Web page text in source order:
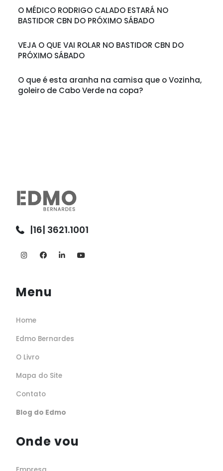
O MÉDICO RODRIGO CALADO ESTARÁ NO
BASTIDOR CBN DO PRÓXIMO SÁBADO
VEJA O QUE VAI ROLAR NO BASTIDOR CBN DO
PRÓXIMO SÁBADO
O que é esta aranha na camisa que o Vozinha,
goleiro de Cabo Verde na copa?
|16| 3621.1001
Menu
Home
Edmo Bernardes
O Livro
Mapa do Site
Contato
Blog do Edmo
Onde vou